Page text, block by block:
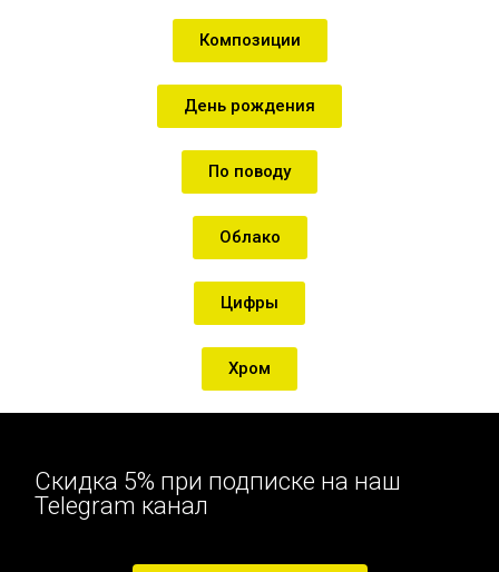
Композиции
День рождения
По поводу
Облако
Цифры
Хром
Скидка 5% при подписке на наш
Telegram канал